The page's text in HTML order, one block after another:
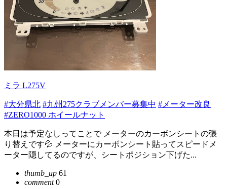
ミラ L275V
#大分県北 #九州275クラブメンバー募集中 #メーター改良
#ZERO1000 ホイールナット
本日は予定なしってことで メーターのカーボンシートの張
り替えです💦 メーターにカーボンシート貼ってスピードメ
ーター隠してるのですが、シートポジション下げた...
thumb_up 61
comment0